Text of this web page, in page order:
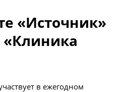
«Источник»
«Клиника
в ежегодном